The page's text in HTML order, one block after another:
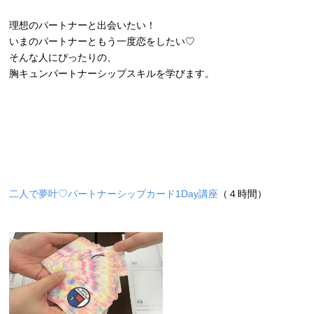
理想のパートナーと出会いたい！
いまのパートナーともう一度恋をしたい♡
そんな人にぴったりの、
胸キュンパートナーシップスキルを学びます。
二人で夢叶♡パートナーシップカード1Day講座 （４時間）